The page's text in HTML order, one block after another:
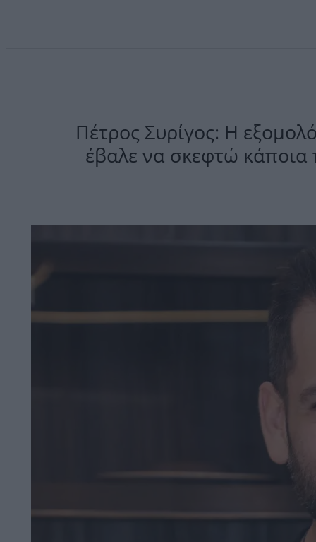
Πέτρος Συρίγος: Η
έβαλε να σκεφτώ